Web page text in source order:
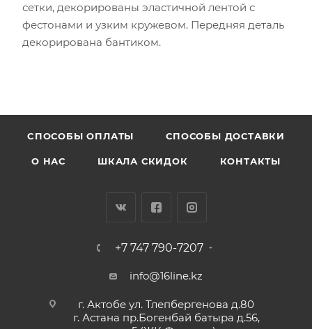
сетки, декорированы эластичной лентой с
фестонами и узким кружевом. Передняя деталь
декорирована бантиком.
CПОСОБЫ ОПЛАТЫ СПОСОБЫ ДОСТАВКИ
О НАС ШКАЛА СКИДОК КОНТАКТЫ
+7 747 790-7207
info@16line.kz
г. Актобе ул. Тлепбергенова д.80
г. Астана пр.Богенбай батыра д.56,